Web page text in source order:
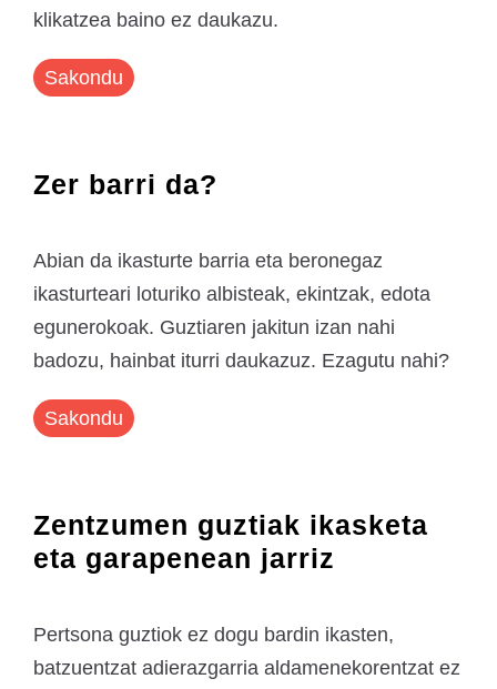
klikatzea baino ez daukazu.
Sakondu
Zer barri da?
Abian da ikasturte barria eta beronegaz
ikasturteari loturiko albisteak, ekintzak, edota
egunerokoak. Guztiaren jakitun izan nahi
badozu, hainbat iturri daukazuz. Ezagutu nahi?
Sakondu
Zentzumen guztiak ikasketa
eta garapenean jarriz
Pertsona guztiok ez dogu bardin ikasten,
batzuentzat adierazgarria aldamenekorentzat ez